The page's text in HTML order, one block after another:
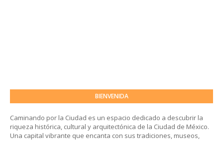
BIENVENIDA
Caminando por la Ciudad es un espacio dedicado a descubrir la
riqueza histórica, cultural y arquitectónica de la Ciudad de México.
Una capital vibrante que encanta con sus tradiciones, museos,